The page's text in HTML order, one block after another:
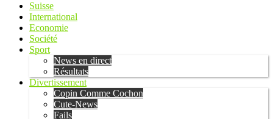
Suisse
International
Economie
Société
Sport
News en direct
Résultats
Divertissement
Copin Comme Cochon
Cute-News
Fails